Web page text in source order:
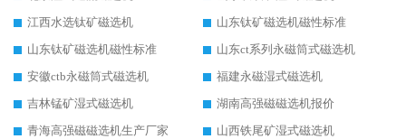
江西水选钛矿磁选机
山东钛矿磁选机磁性标准
山东钛矿磁选机磁性标准
山东ct系列永磁筒式磁选机
安徽ctb永磁筒式磁选机
福建永磁湿式磁选机
吉林锰矿湿式磁选机
湖南高强磁磁选机报价
青海高强磁磁选机生产厂家
山西铁尾矿湿式磁选机